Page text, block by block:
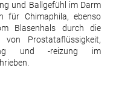
und Ballgefühl im Darm
für Chimaphila, ebenso
Blasenhals durch die
von Prostataflüssigkeit,
und -reizung im